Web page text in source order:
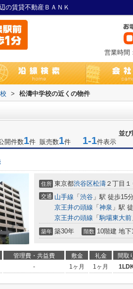
の賃貸不動産ＢＡＮＫ
営業時間
> 松濤中学校の近くの物件
並び
開件数1件 販売数1件 1-1件表示
住所 東京都渋谷区松濤 ２丁目１
交通 山手線 「 渋谷 」駅 徒歩15分
京王井の頭線 「 神泉 」駅
京王井の頭線 「駒場東大前
築年 築30年 階数 10階建 地下
管理費・共益費 敷金 礼金 間取
- 1ヶ月 1ヶ月